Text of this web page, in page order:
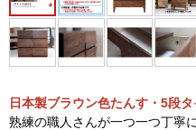
日本製ブラウン色たんす・5段
熟練の職人さんが一つ一つ丁寧